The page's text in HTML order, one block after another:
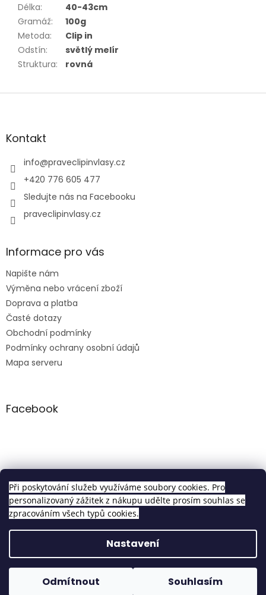
Při poskytování služeb využíváme soubory cookies. Pro
personalizovaný zážitek z nákupu udělte prosím souhlas se
zpracováním všech typů cookies.
Nastavení
Odmítnout Souhlasím
Délka:
40-43cm
Gramáž:
100g
Metoda:
Clip in
Odstín:
světlý melír
Struktura: rovná
Z
aKontakt
info@praveclipinvlasy.cz
+420 776 605 477
Sledujte nás na Facebooku
praveclipinvlasy.cz
Informace pro vás
Napište nám
Výměna nebo vrácení zboží
Doprava a platba
Časté dotazy
Obchodní podmínky
Podmínky ochrany osobní údajů
Mapa serveru
Facebook
Clip in sety
Vytvořil Shoptet
Copyright 2026Pravé Clip In Vlasy. Všechna práva
vyhrazena.
Upravit nastavení cookies